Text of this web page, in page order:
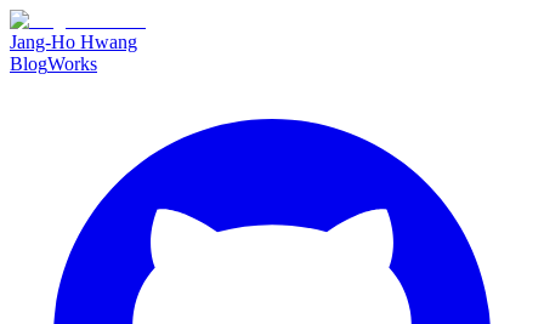
Jang-Ho Hwang
BlogWorks